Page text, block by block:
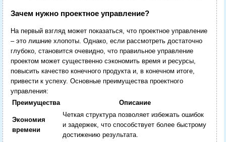
Зачем нужно проектное управление?
На первый взгляд может показаться, что проектное управление
– это лишние хлопоты. Однако, если рассмотреть достаточно
глубоко, становится очевидно, что правильное управление
проектом может существенно сэкономить время и ресурсы,
повысить качество конечного продукта и, в конечном итоге,
привести к успеху. Основные преимущества проектного
управления:
Преимущества
Описание
Экономия
времени
Четкая структура позволяет избежать ошибок
и задержек, что способствует более быстрому
достижению результата.